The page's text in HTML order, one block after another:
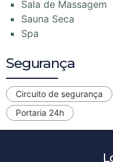
Sala de Massagem
Sauna Seca
Spa
Segurança
Circuito de segurança
Portaria 24h